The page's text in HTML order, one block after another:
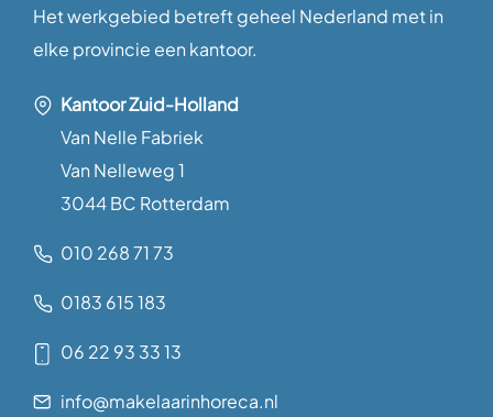
Het werkgebied betreft geheel Nederland met in
elke provincie een kantoor.
Kantoor Zuid-Holland
Van Nelle Fabriek
Van Nelleweg 1
3044 BC Rotterdam
010 268 71 73
0183 615 183
06 22 93 33 13
info@makelaarinhoreca.nl